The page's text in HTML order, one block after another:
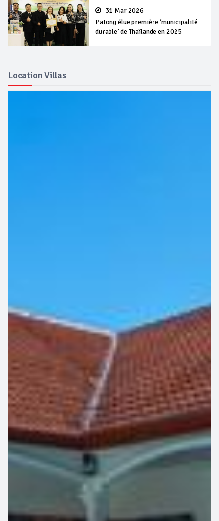
31 Mar 2026
Patong élue première ‘municipalité
durable’ de Thaïlande en 2025
Location Villas